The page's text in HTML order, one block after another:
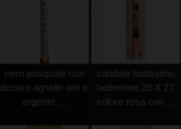
cero pasquale con
decoro agnello oro e
argento ...
candele battesimo
betlemme 20 X 27
colore rosa con ...